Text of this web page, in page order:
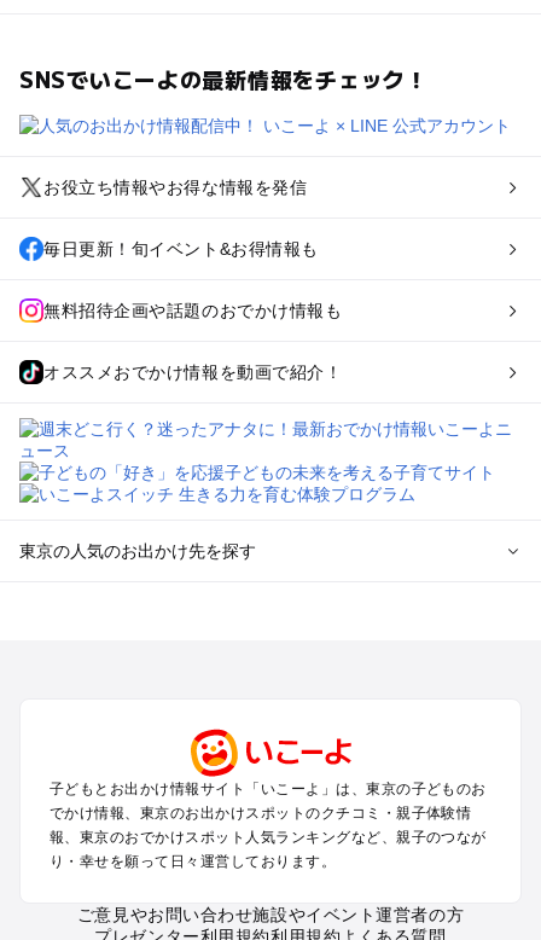
SNSでいこーよの最新情報をチェック！
お役立ち情報やお得な情報を発信
毎日更新！旬イベント&お得情報も
無料招待企画や話題のおでかけ情報も
オススメおでかけ情報を動画で紹介！
東京の人気のお出かけ先を探す
町田・相模原・愛川・上野原のプールお出かけ
渋谷・原宿・恵比寿・中目黒・自由が丘のプールお出かけ
池袋・赤羽・王子・巣鴨・目白・石神井のプールお出かけ
新宿・高田馬場・代々木・千駄ヶ谷のプールお出かけ
銀座・丸の内・日本橋・有楽町・築地・月島のプールお出かけ
小金井・小平・西東京・東村山・東久留米のプールお出かけ
子どもとお出かけ情報サイト「いこーよ」は、東京の子どものお
でかけ情報、東京のお出かけスポットのクチコミ・親子体験情
報、東京のおでかけスポット人気ランキングなど、親子のつなが
り・幸せを願って日々運営しております。
ご意見やお問い合わせ施設やイベント運営者の方